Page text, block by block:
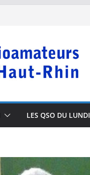
LES QSO DU LUNDI